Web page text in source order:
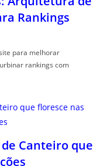
rankings com
Canteiro que
para manter seu
Descubra como!